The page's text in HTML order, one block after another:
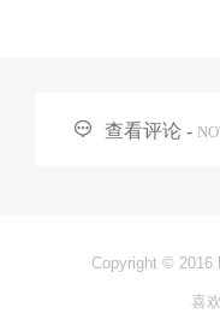
 查看评论 -
Copyright © 2016
喜